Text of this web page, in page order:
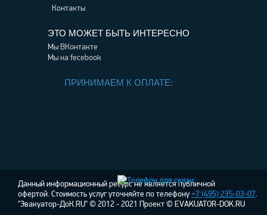
Контакты
ЭТО МОЖЕТ БЫТЬ ИНТЕРЕСНО
Мы ВКонтакте
Мы на fecebook
ПРИНИМАЕМ К ОПЛАТЕ:
Данный информационный ресурс не является публичной
офертой. Стоимость услуг уточняйте по телефону+7 (495) 235-03-07.
"Эвакуатор-ДоК.RU" © 2012 - 2021 Проект © EVAKUATOR-DOK.RU